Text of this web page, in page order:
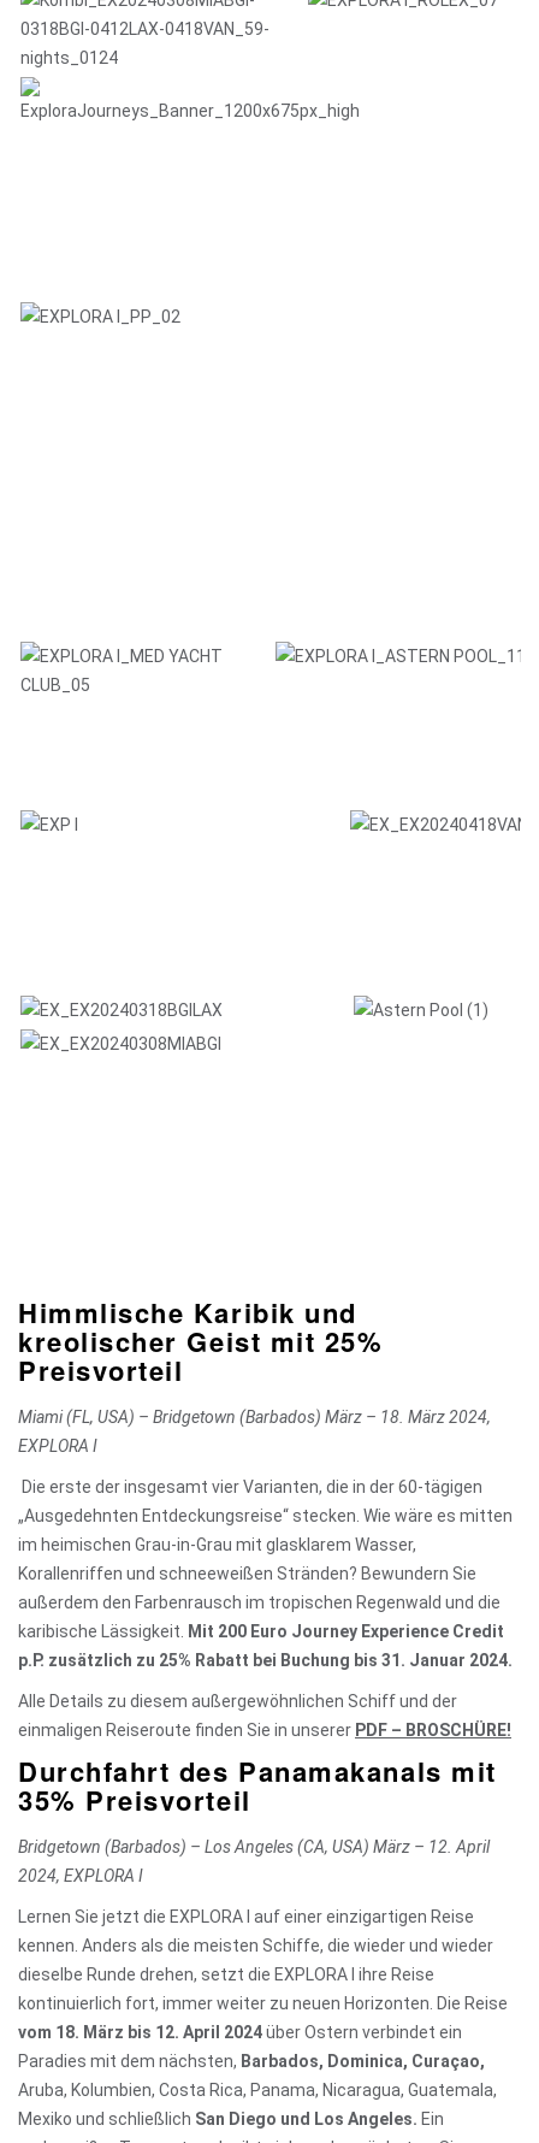
Himmlische Karibik und
kreolischer Geist mit 25%
Preisvorteil
Miami (FL, USA) – Bridgetown (Barbados) März – 18. März 2024,
EXPLORA I
Die erste der insgesamt vier Varianten, die in der 60-tägigen
„Ausgedehnten Entdeckungsreise“ stecken. Wie wäre es mitten
im heimischen Grau-in-Grau mit glasklarem Wasser,
Korallenriffen und schneeweißen Stränden? Bewundern Sie
außerdem den Farbenrausch im tropischen Regenwald und die
karibische Lässigkeit.
Mit 200 Euro Journey Experience Credit
p.P. zusätzlich zu 25% Rabatt bei Buchung bis 31. Januar 2024.
Alle Details zu diesem außergewöhnlichen Schiff und der
einmaligen Reiseroute finden Sie in unserer PDF – BROSCHÜRE!
Durchfahrt des Panamakanals mit
35% Preisvorteil
Bridgetown (Barbados) – Los Angeles (CA, USA) März – 12. April
2024, EXPLORA I
Lernen Sie jetzt die EXPLORA I auf einer einzigartigen Reise
kennen. Anders als die meisten Schiffe, die wieder und wieder
dieselbe Runde drehen, setzt die EXPLORA I ihre Reise
kontinuierlich fort, immer weiter zu neuen Horizonten. Die Reise
vom 18. März bis 12. April 2024über Ostern verbindet ein
Paradies mit dem nächsten, Barbados, Dominica, Curaçao,
Aruba, Kolumbien, Costa Rica, Panama, Nicaragua, Guatemala,
Mexiko und schließlich San Diego und Los Angeles. Ein